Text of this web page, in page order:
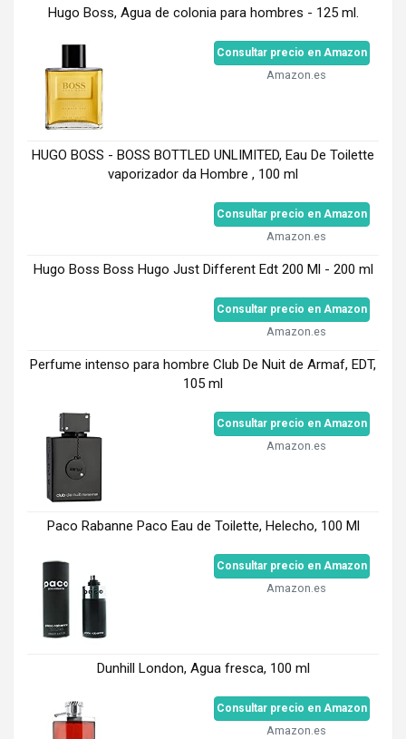
Hugo Boss, Agua de colonia para hombres - 125 ml.
Consultar precio en Amazon
Amazon.es
HUGO BOSS - BOSS BOTTLED UNLIMITED, Eau De Toilette
vaporizador da Hombre , 100 ml
Consultar precio en Amazon
Amazon.es
Hugo Boss Boss Hugo Just Different Edt 200 Ml - 200 ml
Consultar precio en Amazon
Amazon.es
Perfume intenso para hombre Club De Nuit de Armaf, EDT,
105 ml
Consultar precio en Amazon
Amazon.es
Paco Rabanne Paco Eau de Toilette, Helecho, 100 Ml
Consultar precio en Amazon
Amazon.es
Dunhill London, Agua fresca, 100 ml
Consultar precio en Amazon
Amazon.es